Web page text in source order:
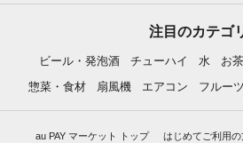
注目のカテゴ
ビール・発泡酒 チューハイ 水 お
惣菜・食材
扇風機 エアコン フルーツ
au PAY マーケット トップ はじめてご利用の